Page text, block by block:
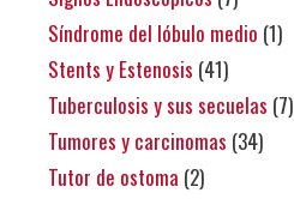
Síndrome del lóbulo medio (1)
Stents y Estenosis (41)
Tuberculosis y sus secuelas (7)
Tumores y carcinomas (34)
Tutor de ostoma (2)